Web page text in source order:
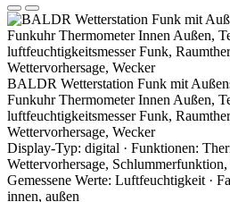
BALDR Wetterstation Funk mit
Funkuhr Thermometer Innen Außen,
luftfeuchtigkeitsmesser Funk,
Wettervorhersage, Wecker
Display-Typ: digital · Funktionen:
Wettervorhersage,
Gemessene Werte: Luftfeuchtigkeit ·
innen, außen